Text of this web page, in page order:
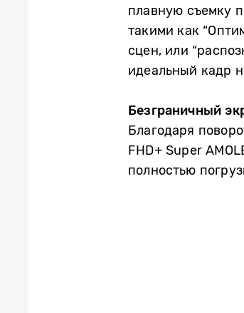
плавную съемку
такими как
сцен, или
идеальный кадр
Безграничный
Благодаря
FHD+ Super
полностью